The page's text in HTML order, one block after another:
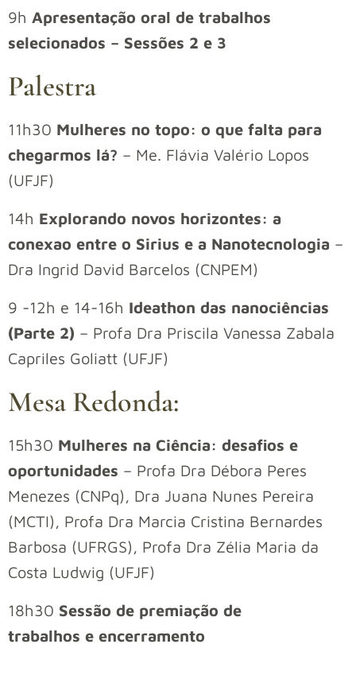
9h Apresentação oral de trabalhos
selecionados – Sessões 2 e 3
Palestra
11h30 Mulheres no topo: o que falta para
chegarmos lá? – Me. Flávia Valério Lopos
(UFJF)
14h Explorando novos horizontes: a
conexao entre o Sirius e a Nanotecnologia –
Dra Ingrid David Barcelos (CNPEM)
9 -12h e 14-16h Ideathon das nanociências
(Parte 2) – Profa Dra Priscila Vanessa Zabala
Capriles Goliatt (UFJF)
Mesa Redonda:
15h30 Mulheres na Ciência: desafios e
oportunidades – Profa Dra Débora Peres
Menezes (CNPq), Dra Juana Nunes Pereira
(MCTI), Profa Dra Marcia Cristina Bernardes
Barbosa (UFRGS), Profa Dra Zélia Maria da
Costa Ludwig (UFJF)
18h30 Sessão de premiação de
trabalhos e encerramento